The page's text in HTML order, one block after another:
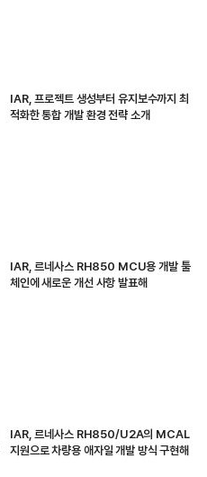
IAR, 프로젝트 생성부터 유지보수까지 최
적화한 통합 개발 환경 전략 소개
IAR, 르네사스 RH850 MCU용 개발 툴
체인에 새로운 개선 사항 발표해
IAR, 르네사스 RH850/U2A의 MCAL
지원으로 차량용 애자일 개발 방식 구현해